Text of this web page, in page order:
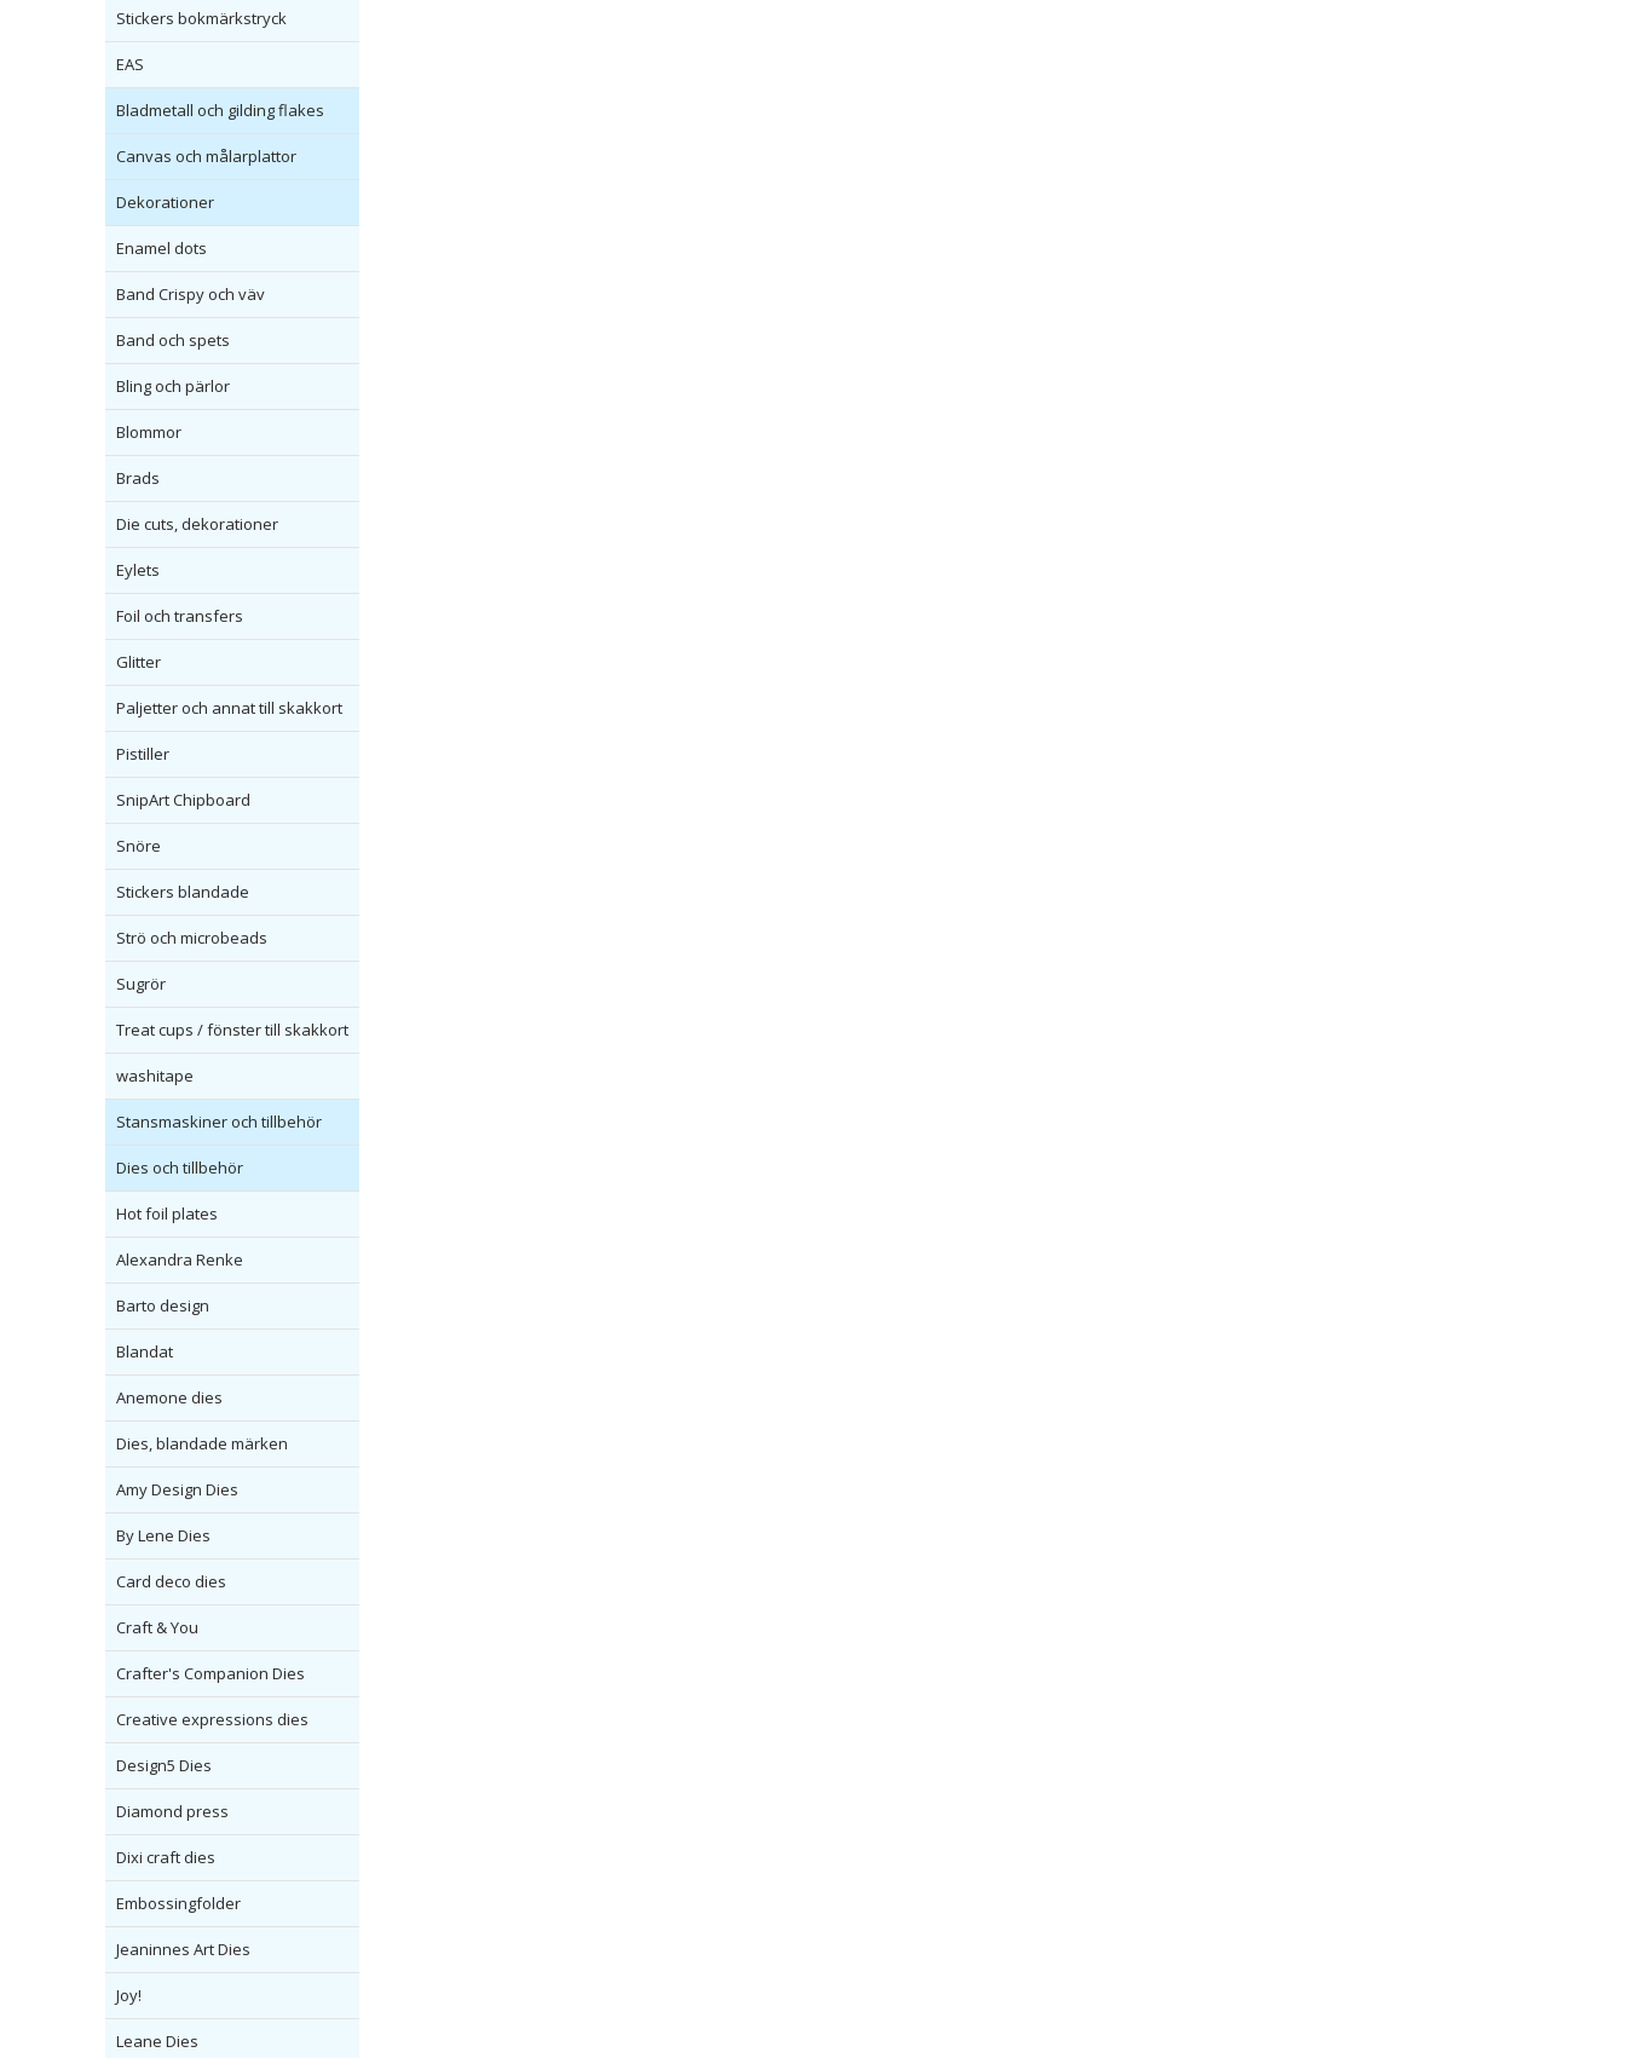
Stickers bokmärkstryck
EAS
Bladmetall och gilding flakes
Canvas och målarplattor
Dekorationer
Enamel dots
Band Crispy och väv
Band och spets
Bling och pärlor
Blommor
Brads
Die cuts, dekorationer
Eylets
Foil och transfers
Glitter
Paljetter och annat till skakkort
Pistiller
SnipArt Chipboard
Snöre
Stickers blandade
Strö och microbeads
Sugrör
Treat cups / fönster till skakkort
washitape
Stansmaskiner och tillbehör
Dies och tillbehör
Hot foil plates
Alexandra Renke
Barto design
Blandat
Anemone dies
Dies, blandade märken
Amy Design Dies
By Lene Dies
Card deco dies
Craft & You
Crafter's Companion Dies
Creative expressions dies
Design5 Dies
Diamond press
Dixi craft dies
Embossingfolder
Jeaninnes Art Dies
Joy!
Leane Dies